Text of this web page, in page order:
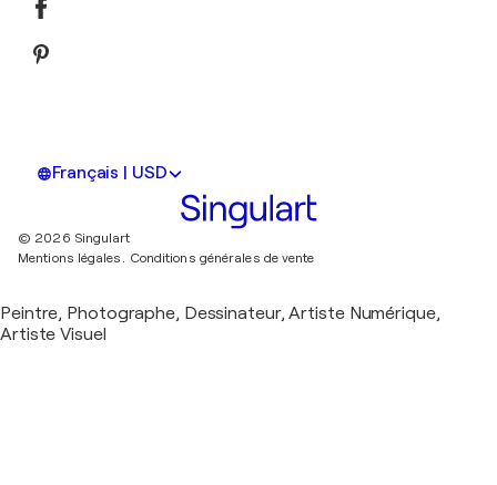
Français | USD
© 2026 Singulart
Mentions légales. Conditions générales de vente
Peintre, Photographe, Dessinateur, Artiste Numérique,
Artiste Visuel